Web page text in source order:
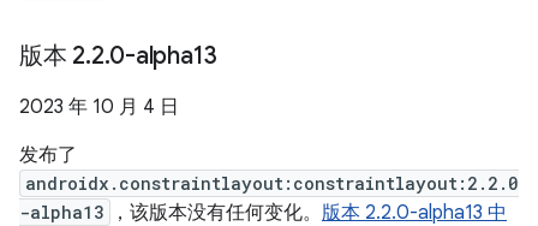
版本 2.2.0-alpha13
2023 年 10 月 4 日
发布了
androidx.constraintlayout:constraintlayout:2.2.0
-alpha13
，该版本没有任何变化。 版本 2.2.0-alpha13 中